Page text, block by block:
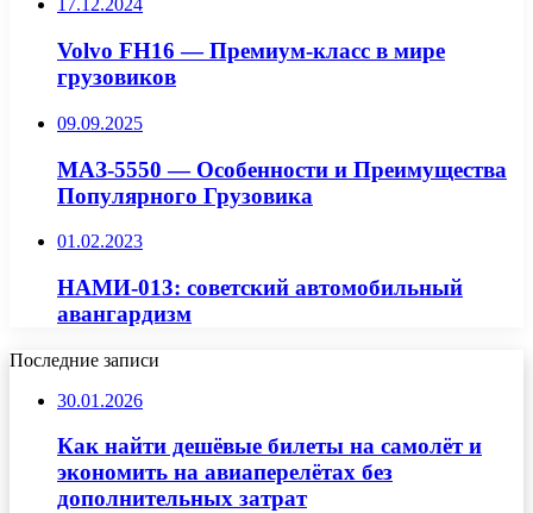
17.12.2024
Volvo FH16 — Премиум-класс в мире
грузовиков
09.09.2025
МАЗ-5550 — Особенности и Преимущества
Популярного Грузовика
01.02.2023
НАМИ-013: советский автомобильный
авангардизм
Последние записи
30.01.2026
Как найти дешёвые билеты на самолёт и
экономить на авиаперелётах без
дополнительных затрат